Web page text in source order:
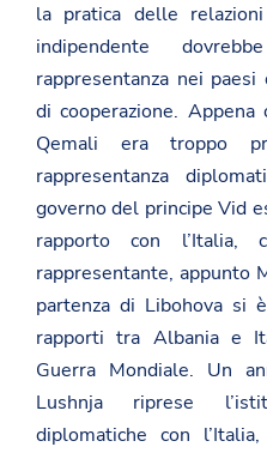
la pratica delle
indipendente
rappresentanza nei
di cooperazione.
Qemali era troppo
rappresentanza
governo del principe Vid
rapporto con l’Italia,
rappresentante, appunto
partenza di Libohova si
rapporti tra Albania e
Guerra Mondiale. Un
Lushnja riprese
diplomatiche con